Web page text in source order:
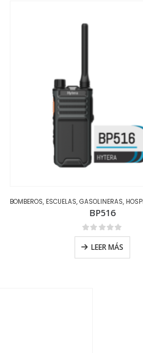
HOTELES,HYTERA,OFICINAS
BOMBEROS, ESCUELAS, GASOLINERAS,
BP516
0out of 5
LEER MÁS